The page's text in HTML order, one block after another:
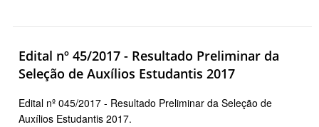
Edital nº 45/2017 - Resultado Preliminar da
Seleção de Auxílios Estudantis 2017
Edital nº 045/2017 - Resultado Preliminar da Seleção de
Auxílios Estudantis 2017.